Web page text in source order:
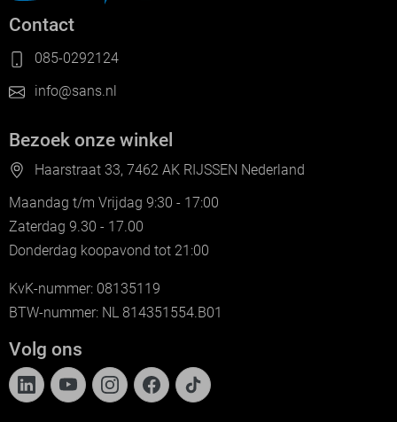
Contact
085-0292124
info@sans.nl
Bezoek onze winkel
Haarstraat 33, 7462 AK RIJSSEN Nederland
Maandag t/m Vrijdag 9:30 - 17:00
Zaterdag 9.30 - 17.00
Donderdag koopavond tot 21:00
KvK-nummer: 08135119
BTW-nummer: NL 814351554.B01
Volg ons